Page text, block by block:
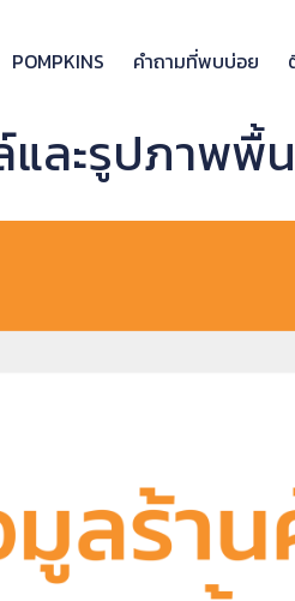
POMPKINS คำถามที่พบบ่อย
และรูปภาพพื้